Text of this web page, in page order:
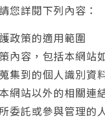
您詳閱下列內容：
政策的適用範圍
內容，包括本網站
集到的個人識別資
網站以外的相關連
委託或參與管理的